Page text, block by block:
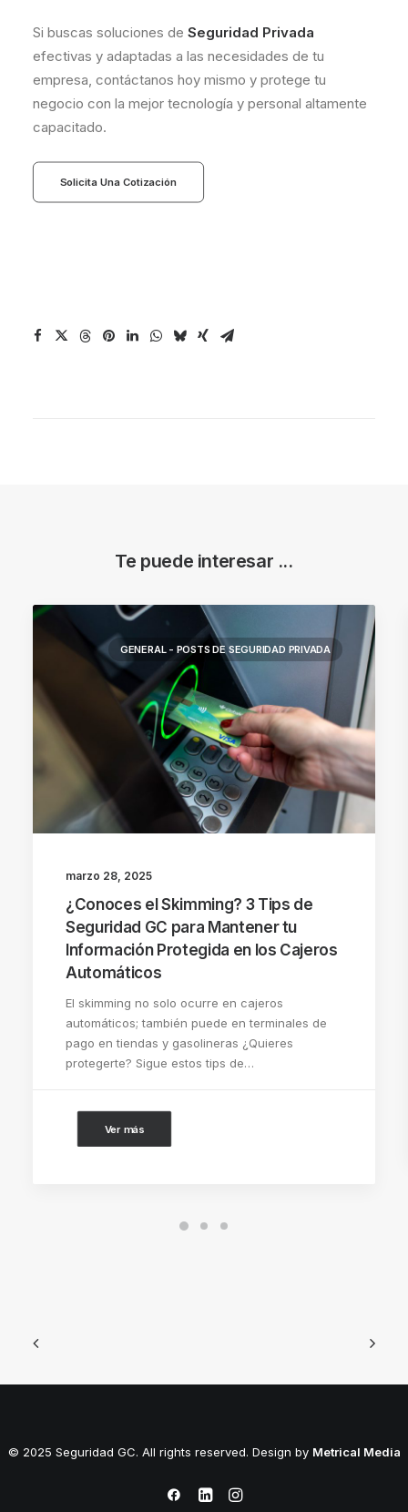
Si buscas soluciones de Seguridad Privada
efectivas y adaptadas a las necesidades de tu
empresa, contáctanos hoy mismo y protege tu
negocio con la mejor tecnología y personal altamente
capacitado.
Solicita Una Cotización
Te puede interesar ...
GENERAL - POSTS DE SEGURIDAD PRIVADA
marzo 28, 2025
¿Conoces el Skimming? 3 Tips de
Seguridad GC para Mantener tu
Información Protegida en los Cajeros
Automáticos
El skimming no solo ocurre en cajeros
automáticos; también puede en terminales de
pago en tiendas y gasolineras ¿Quieres
protegerte? Sigue estos tips de…
Ver más
© 2025 Seguridad GC. All rights reserved. Design by Metrical Media